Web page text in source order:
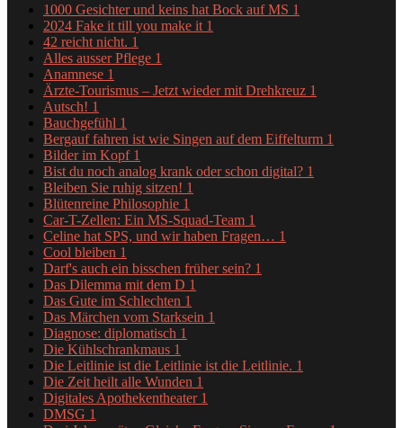
1000 Gesichter und keins hat Bock auf MS 1
2024 Fake it till you make it 1
42 reicht nicht. 1
Alles ausser Pflege 1
Anamnese 1
Ärzte-Tourismus – Jetzt wieder mit Drehkreuz 1
Autsch! 1
Bauchgefühl 1
Bergauf fahren ist wie Singen auf dem Eiffelturm 1
Bilder im Kopf 1
Bist du noch analog krank oder schon digital? 1
Bleiben Sie ruhig sitzen! 1
Blütenreine Philosophie 1
Car-T-Zellen: Ein MS-Squad-Team 1
Celine hat SPS, und wir haben Fragen… 1
Cool bleiben 1
Darf's auch ein bisschen früher sein? 1
Das Dilemma mit dem D 1
Das Gute im Schlechten 1
Das Märchen vom Starksein 1
Diagnose: diplomatisch 1
Die Kühlschrankmaus 1
Die Leitlinie ist die Leitlinie ist die Leitlinie. 1
Die Zeit heilt alle Wunden 1
Digitales Apothekentheater 1
DMSG 1